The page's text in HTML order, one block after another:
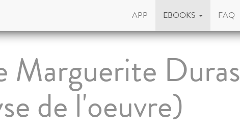
APP EBOOKS FAQ
Marguerite Duras
de l'oeuvre)